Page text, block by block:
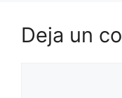
Deja un